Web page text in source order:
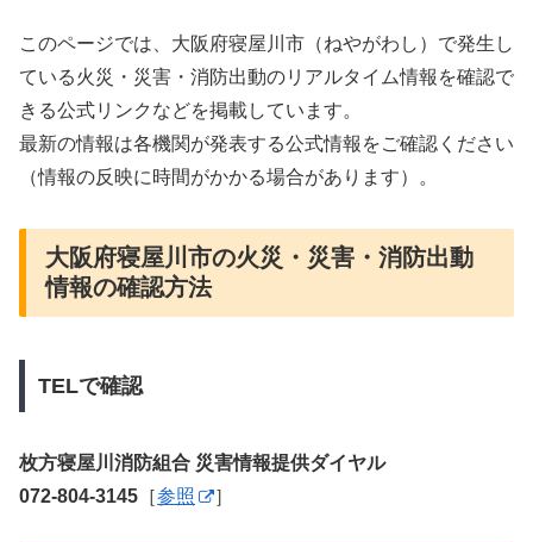
このページでは、大阪府寝屋川市（ねやがわし）で発生し
ている火災・災害・消防出動のリアルタイム情報を確認で
きる公式リンクなどを掲載しています。
最新の情報は各機関が発表する公式情報をご確認ください
（情報の反映に時間がかかる場合があります）。
大阪府寝屋川市の火災・災害・消防出動
情報の確認方法
TELで確認
枚方寝屋川消防組合 災害情報提供ダイヤル
072-804-3145 ［参照 ］